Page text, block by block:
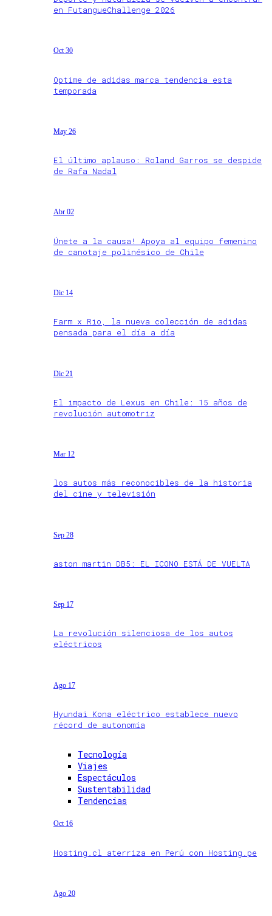
en FutangueChallenge 2026
Oct 30
Optime de adidas marca tendencia esta
temporada
May 26
El último aplauso: Roland Garros se despide
de Rafa Nadal
Abr 02
Únete a la causa! Apoya al equipo femenino
de canotaje polinésico de Chile
Dic 14
Farm x Rio, la nueva colección de adidas
pensada para el día a día
Dic 21
El impacto de Lexus en Chile: 15 años de
revolución automotriz
Mar 12
los autos más reconocibles de la historia
del cine y televisión
Sep 28
aston martin DB5: EL ICONO ESTÁ DE VUELTA
Sep 17
La revolución silenciosa de los autos
eléctricos
Ago 17
Hyundai Kona eléctrico establece nuevo
récord de autonomía
Tecnología
Viajes
Espectáculos
Sustentabilidad
Tendencias
Oct 16
Hosting.cl aterriza en Perú con Hosting.pe
Ago 20